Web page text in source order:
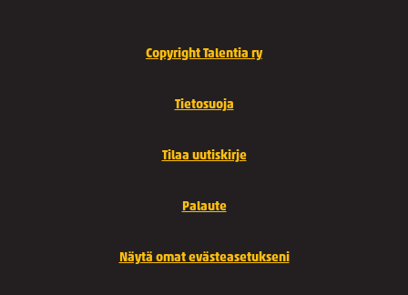
Copyright Talentia ry
Tietosuoja
Tilaa uutiskirje
Palaute
Näytä omat evästeasetukseni